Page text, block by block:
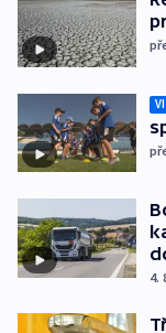
4.